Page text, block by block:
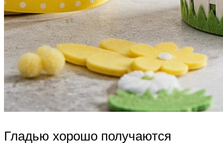
Гладью хорошо получаются